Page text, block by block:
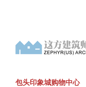
包头印象城购物中心